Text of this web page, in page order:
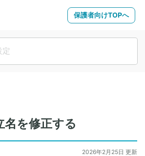
保護者向けTOPへ
名を修正する
2026年2月25日 更新